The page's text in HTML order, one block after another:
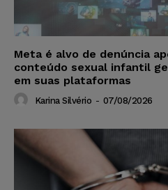
Meta é alvo de denúncia
conteúdo sexual infantil
em suas plataformas
Karina Silvério - 07/08/2026